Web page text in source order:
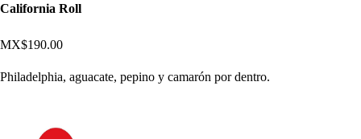
California Roll
MX$190.00
Philadelphia, aguacate, pepino y camarón por dentro.